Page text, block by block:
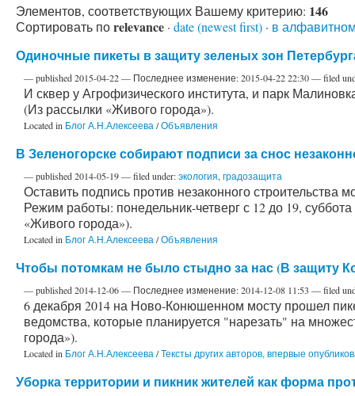
Элементов, соответствующих Вашему критерию: 146
Сортировать поrelevance · date (newest first) · в
Одиночные пикеты в защиту зеленых зон
—published2015-04-22— Последнее изменение:2015-04-22 22:30— filed
И сквер у Агрофизического института, и парк
(Из рассылки «Живого города»).
Located in Блог А.Н.Алексеева /Объявления
В Зеленогорске собирают подписи за снос
—published2014-05-19— filed under:экология, градозащита
Оставить подпись против незаконного строительства
Режим работы: понедельник-четверг с 12 до 19,
«Живого города»).
Located in Блог А.Н.Алексеева /Объявления
Чтобы потомкам не было стыдно за нас (В защиту
—published2014-12-06— Последнее изменение:2014-12-08 11:53 — filed
6 декабря 2014 на Ново-Конюшенном мосту прошел
ведомства, которые планируется "нарезать" на
города»).
Located in Блог А.Н.Алексеева /Тексты других авторов, впервые
Уборка территории и пикник жителей как форма